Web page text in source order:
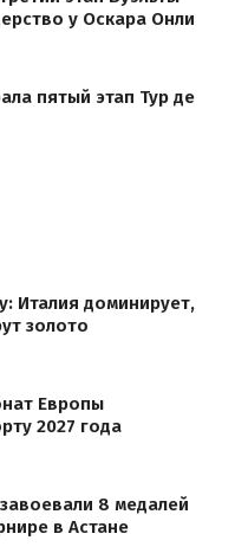
у Оскара Онли
пятый этап Тур де
Италия доминирует,
золото
Европы
2027 года
8 медалей
в Астане